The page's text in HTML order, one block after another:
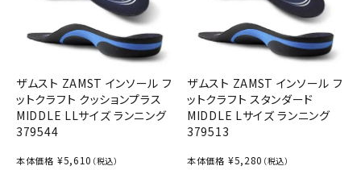
ザムスト ZAMST インソール フ
ットクラフト クッションプラス
MIDDLE LLサイズ ランニング
379544
本体価格 ¥5,610 （税込）
ザムスト ZAMST インソール フ
ットクラフト スタンダード
MIDDLE Lサイズ ランニング
379513
本体価格 ¥5,280 （税込）